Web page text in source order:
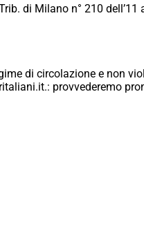
di Milano n° 210 dell’11
di circolazione e non
provvederemo